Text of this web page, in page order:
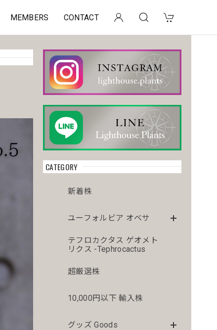
MEMBERS CONTACT
CATEGORY
新着株
ユーフォルビア オベサ
テフロカクタス ゲオメト
リクス -Tephrocactus
超厳選株
10,000円以下 輸入株
グッズ Goods